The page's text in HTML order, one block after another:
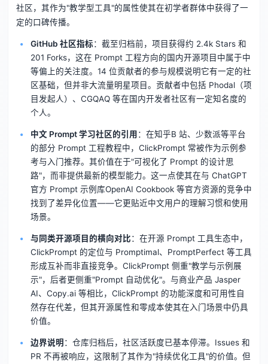
社区，其作为"教学型工具"的属性使其在初学者群体中获得了一
定的口碑传播。
GitHub 社区指标：截至归档前，项目获得约 2.4k Stars 和
201 Forks，这在 Prompt 工程方向的国内开源项目中属于中
等偏上的关注度。14 位贡献者的参与规模说明它有一定的社
区基础，但并非大流量明星项目。贡献者中包括 Phodal（项
目发起人）、CGQAQ 等在国内开发者社区有一定知名度的
个人。
中文 Prompt 学习社区的引用 ：在知乎B 站、少数派等平台
的部分 Prompt 工程教程中，ClickPrompt 常被作为示例参
考与入门推荐。其价值在于"可视化了 Prompt 的设计思
路"，而非提供最新的模型能力。这一点使其在与 ChatGPT
官方 Prompt 示例库OpenAI Cookbook 等官方资源的竞争中
找到了差异化位置——它更贴近中文用户的理解习惯和使用
场景。
与同类开源项目的横向对比：在开源 Prompt 工具生态中，
ClickPrompt 的定位与 Promptimal、PromptPerfect 等工具
形成互补而非直接竞争。ClickPrompt 侧重"教学与示例展
示"，后者更侧重"Prompt 自动优化"。与商业产品 Jasper
AI、Copy.ai 等相比，ClickPrompt 的功能深度和可用性自
然存在代差，但其开源属性和零成本使其在入门场景中仍具
价值。
边界说明 ：仓库归档后，社区活跃度已基本停滞。Issues 和
PR 不再被响应，这限制了其作为"持续优化工具"的价值。但